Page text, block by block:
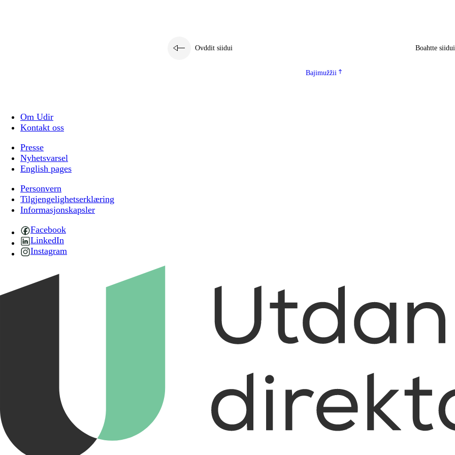
Ovddit siidui Boahtte siidui
Bajimužžii
Om Udir
Kontakt oss
Presse
Nyhetsvarsel
English pages
Personvern
Tilgjengelighetserklæring
Informasjonskapsler
Facebook
LinkedIn
Instagram